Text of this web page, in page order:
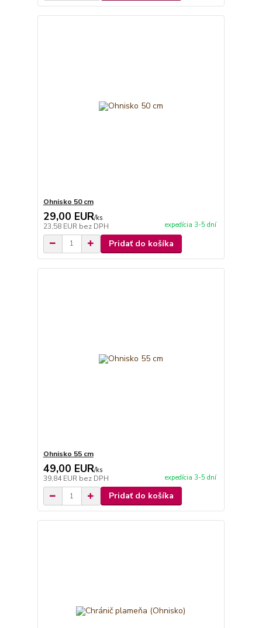
Ohnisko 50 cm
29,00 EUR/ks
23,58 EUR bez DPH expedícia 3-5 dní
Pridať do košíka
Ohnisko 55 cm
49,00 EUR/ks
39,84 EUR bez DPH expedícia 3-5 dní
Pridať do košíka